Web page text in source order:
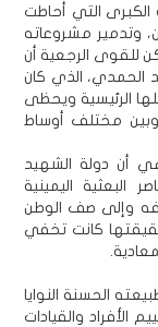
الكبرى التي أحاطت
وتدمير مشروعاته
للقوى الرجعية أن
الحمدي، الذي كان
الرئيسية ويحظى
مختلف أوساط
أن دولة الشهيد
اليمينية
وإلى صف الوطن
كانت تخفي
الحسنة النوايا
الأفراد والقيادات